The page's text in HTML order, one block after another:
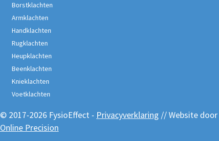
Borstklachten
Armklachten
Handklachten
Rugklachten
Heupklachten
Beenklachten
Knieklachten
Voetklachten
© 2017-2026 FysioEffect - Privacyverklaring // Website door
Online Precision